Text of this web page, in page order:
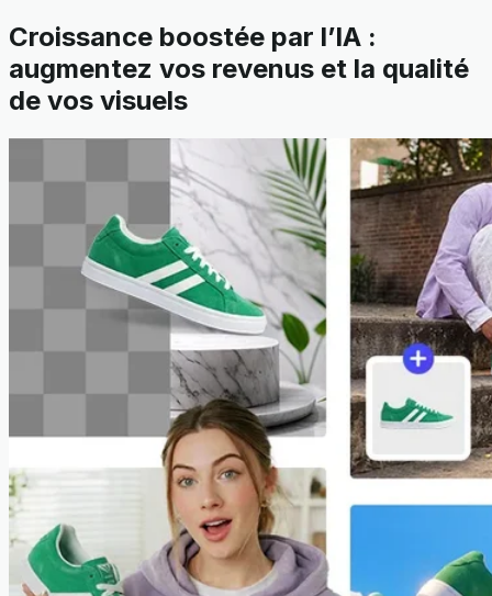
Croissance boostée par l’IA :
augmentez vos revenus et la qualité
de vos visuels